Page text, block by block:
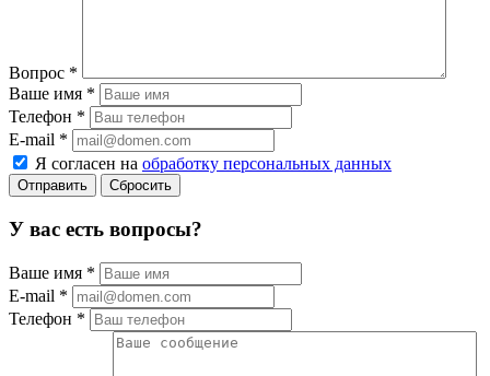
Вопрос *
Ваше имя *
Телефон *
E-mail *
Я согласен на обработку персональных данных
Сбросить
У вас есть вопросы?
Ваше имя *
E-mail *
Телефон *